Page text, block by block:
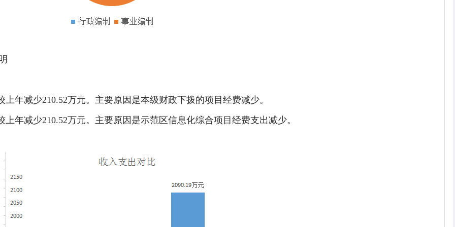
上年减少210.52万元。主要原因是本级财政下拨的项目经费减少。
上年减少210.52万元。主要原因是示范区信息化综合项目经费支出减少。